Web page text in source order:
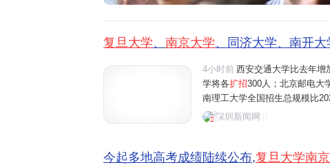
复旦大学、 南京大学、同济大学、南开
4小时前 西安交通大学比去年增
学将各扩招300人；北京邮电大
南理工大学全国招生总规模比
山东大学、中央财经大学、中国
深圳新闻网
今起多地高考成绩陆续公布,复旦大学南